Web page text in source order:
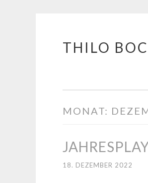
Springe
THILO
MONAT:
18. DEZEMBER 2022